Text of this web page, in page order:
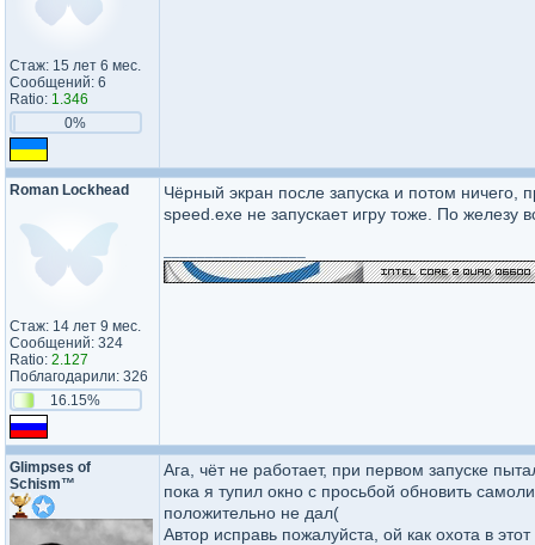
Стаж: 15 лет 6 мес.
Сообщений: 6
Ratio: 1.346
0%
Roman Lockhead
Стаж: 14 лет 9 мес.
Сообщений: 324
Ratio: 2.127
Поблагодарили: 326
16.15%
Чёрный экран после запуска и потом ничего,
speed.exe не запускает игру тоже. По железу
Glimpses of
Schism™
Ага, чёт не работает, при первом запуске
пока я тупил окно с просьбой обновить
положительно не дал(
Автор исправь пожалуйста, ой как охота в